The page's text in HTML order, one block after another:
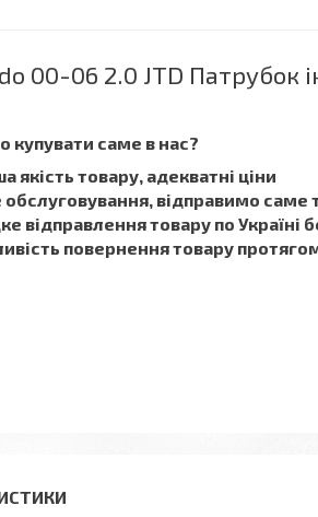
00-06 2.0 JTD Патрубок
купувати саме в нас?
якість товару, адекватні ціни
обслуговування, відправимо саме
відправлення товару по Україні
повернення товару